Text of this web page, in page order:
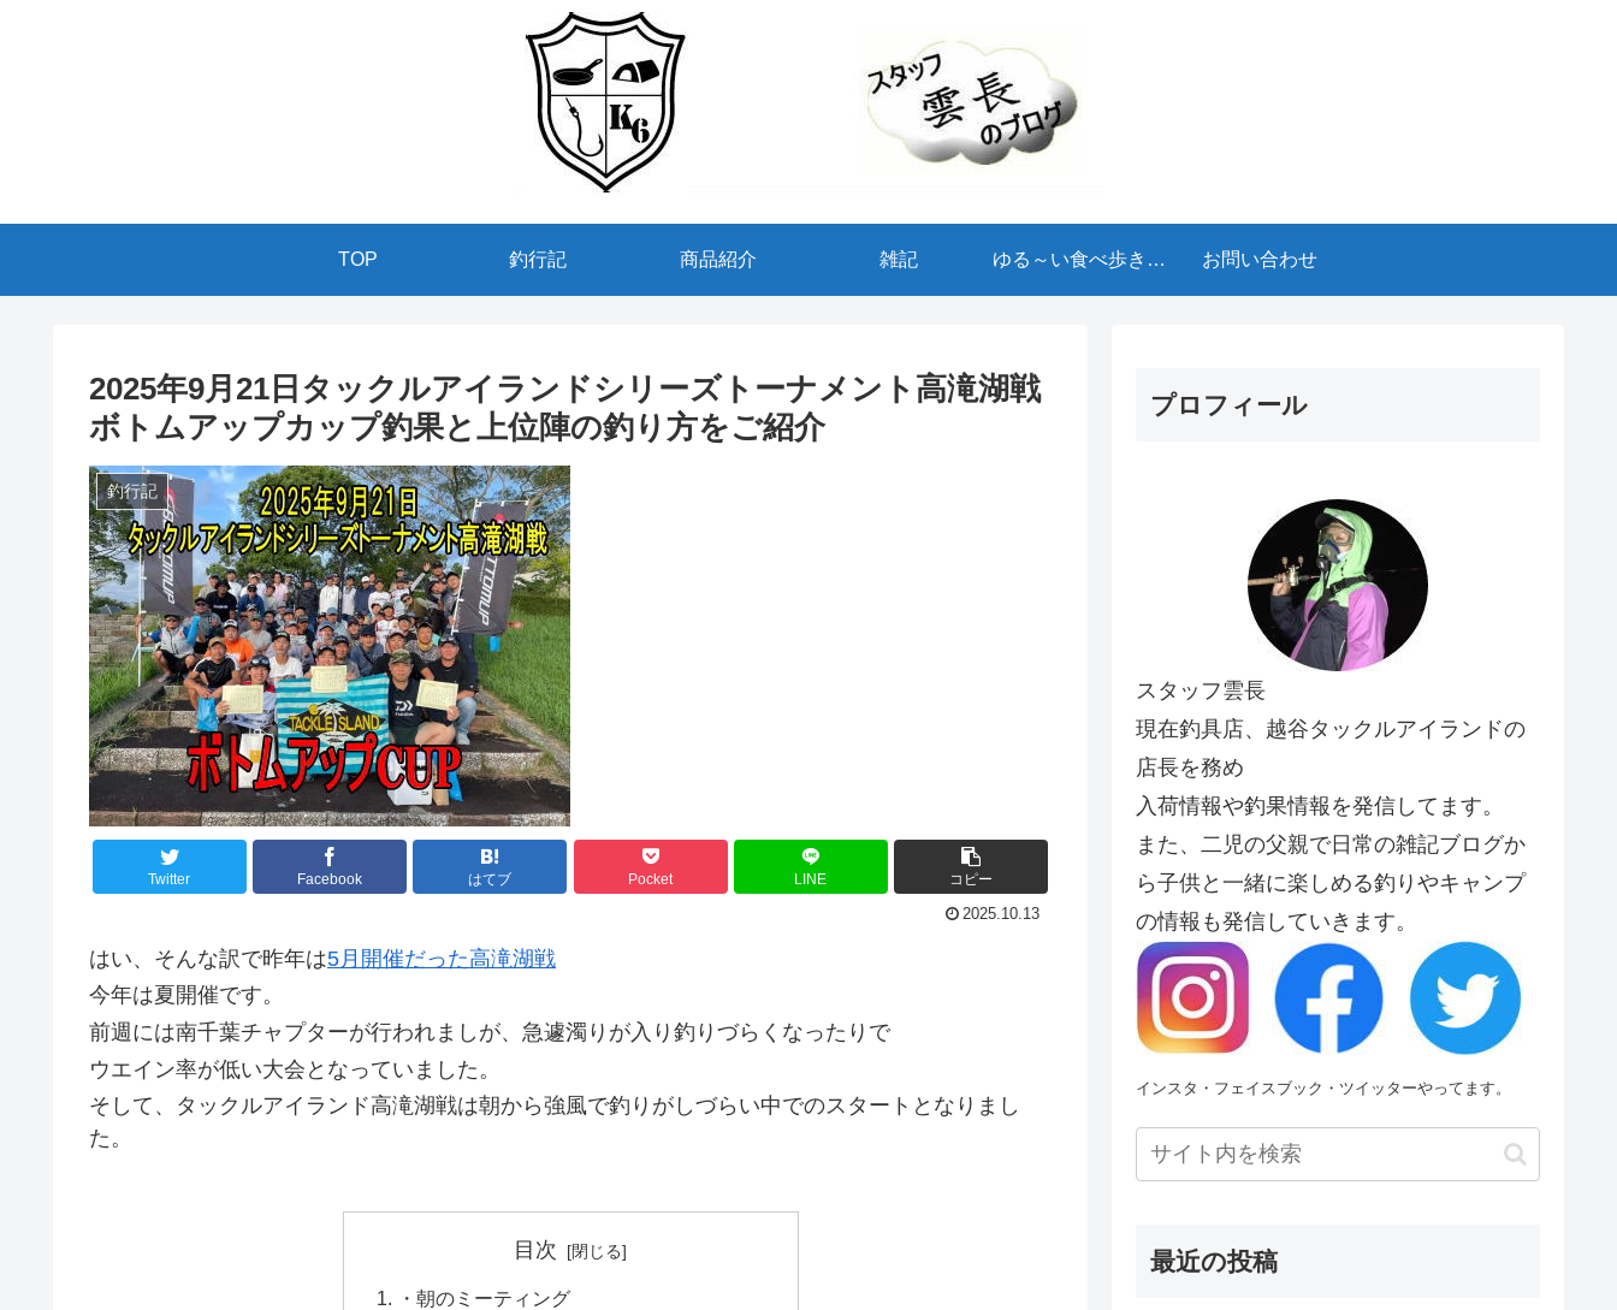
TOP 釣行記 商品紹介 雑記 ゆる～い食べ歩きブ お問い合わせ
2025年9月21日タックルアイランドシリーズトーナメント高滝湖戦
ボトムアップカップ釣果と上位陣の釣り方をご紹介
釣行記
Twitter Facebook はてブ Pocket LINE コピー
2025.10.13
はい、そんな訳で昨年は5月開催だった高滝湖戦
今年は夏開催です。
前週には南千葉チャプターが行われましが、急遽濁りが入り釣りづらくなったりで
ウエイン率が低い大会となっていました。
そして、タックルアイランド高滝湖戦は朝から強風で釣りがしづらい中でのスタートとなりまし
た。
目次
・朝のミーティング
プロフィール
スタッフ雲長
現在釣具店、越谷タックルアイランドの
店長を務め
入荷情報や釣果情報を発信してます。
また、二児の父親で日常の雑記ブログか
ら子供と一緒に楽しめる釣りやキャンプ
の情報も発信していきます。
インスタ・フェイスブック・ツイッターやってます。
最近の投稿